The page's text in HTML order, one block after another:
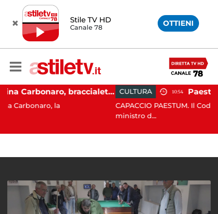
Stile TV HD
Canale 78 OTTIENI
Martina Carbonaro, braccialetto elettronico per i genitori della 14enne uccisa dall'ex
la
CULTURA 10:54
CAPACCIO PAESTUM. Il Codancos lancia